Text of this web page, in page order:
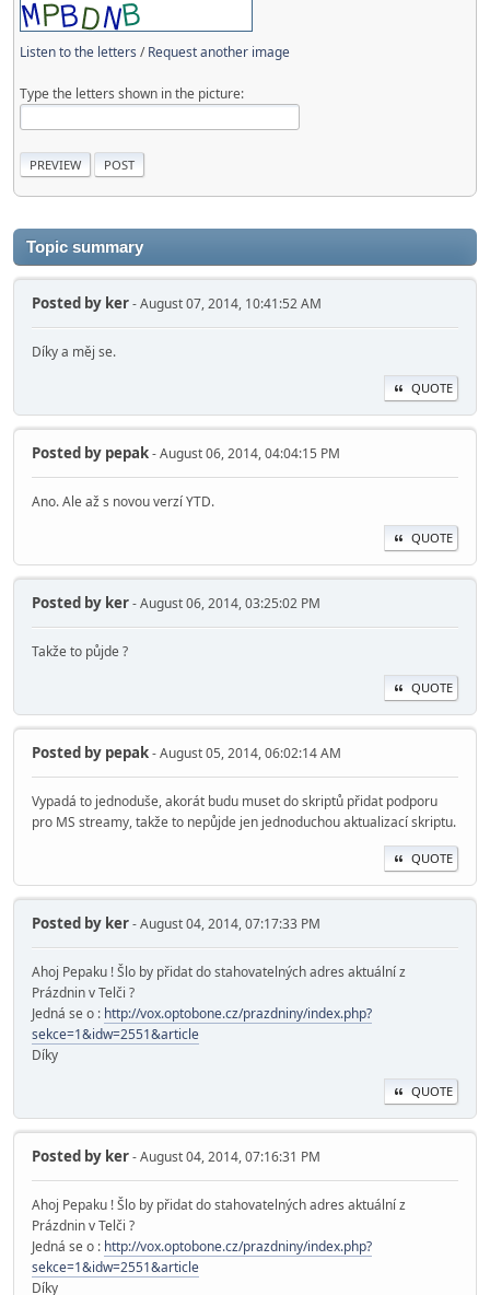
Listen to the letters /Request another image
Type the letters shown in the picture:
Topic summary
Posted by ker- August 07, 2014, 10:41:52 AM
Díky a měj se.
QUOTE
Posted by pepak- August 06, 2014, 04:04:15 PM
Ano. Ale až s novou verzí YTD.
QUOTE
Posted by ker- August 06, 2014, 03:25:02 PM
Takže to půjde ?
QUOTE
Posted by pepak- August 05, 2014, 06:02:14 AM
Vypadá to jednoduše, akorát budu muset do skriptů přidat podporu
pro MS streamy, takže to nepůjde jen jednoduchou aktualizací skriptu.
QUOTE
Posted by ker- August 04, 2014, 07:17:33 PM
Ahoj Pepaku ! Šlo by přidat do stahovatelných adres aktuální z
Prázdnin v Telči ?
Jedná se o : http://vox.optobone.cz/prazdniny/index.php?
sekce=1&idw=2551&article
Díky
QUOTE
Posted by ker- August 04, 2014, 07:16:31 PM
Ahoj Pepaku ! Šlo by přidat do stahovatelných adres aktuální z
Prázdnin v Telči ?
Jedná se o : http://vox.optobone.cz/prazdniny/index.php?
sekce=1&idw=2551&article
Díky